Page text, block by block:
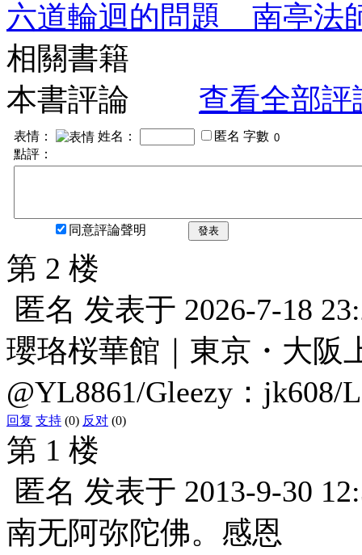
六道輪迴的問題 南亭法
相關書籍
本書評論
查看全部評
表情： 姓名： 匿名 字數
點評：
同意評論聲明 發表
第 2 楼
匿名 发表于 2026-7-18
瓔珞桜華館｜東京・大阪
@YL8861/Gleezy：jk608/
回复 支持 (0) 反对 (0)
第 1 楼
匿名 发表于 2013-9-30
南无阿弥陀佛。感恩